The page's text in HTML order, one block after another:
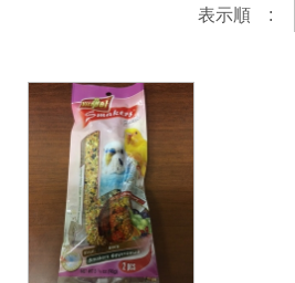
表示順 :